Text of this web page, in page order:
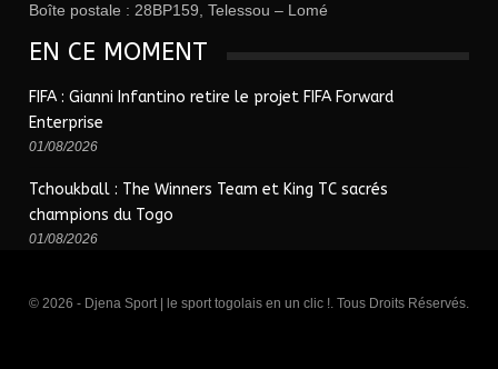
Boîte postale : 28BP159, Telessou – Lomé
EN CE MOMENT
FIFA : Gianni Infantino retire le projet FIFA Forward
Enterprise
01/08/2026
Tchoukball : The Winners Team et King TC sacrés
champions du Togo
01/08/2026
© 2026 - Djena Sport | le sport togolais en un clic !. Tous Droits Réservés.